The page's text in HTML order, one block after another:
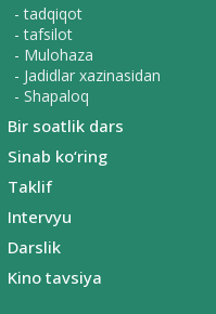
- tadqiqot
- tafsilot
- Mulohaza
- Jadidlar xazinasidan
- Shapaloq
Bir soatlik dars
Sinab ko‘ring
Taklif
Intervyu
Darslik
Kino tavsiya